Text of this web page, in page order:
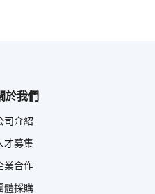
於我們
司介紹
才募集
業合作
體採購